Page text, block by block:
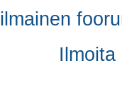
ilmainen